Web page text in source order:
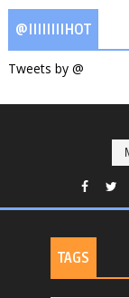
@IIIIIIIIHOT
Tweets by @
TAGS